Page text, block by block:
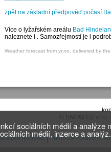
sociálních médií a
médií, inzerce a
zpět na základní předpověď počasí
Více o lyžařském areálu Bad
naleznete i . Samozřejmostí je i
Weather forecast from yr.no, delivered by
© SNOW CZ
lyžování|Sněhové zpravodajství